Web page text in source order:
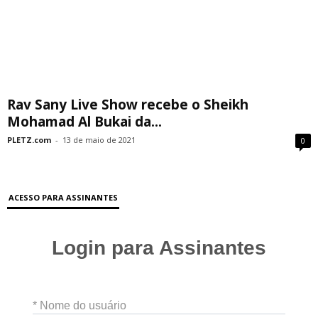
Rav Sany Live Show recebe o Sheikh
Mohamad Al Bukai da...
PLETZ.com - 13 de maio de 2021 0
ACESSO PARA ASSINANTES
Login para Assinantes
* Nome do usuário